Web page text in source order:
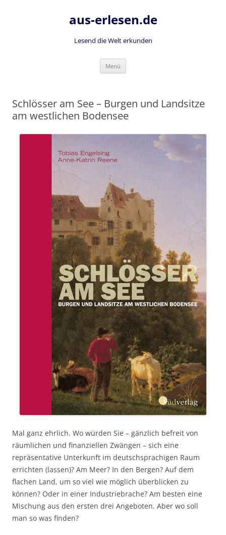
aus-erlesen.de
Lesend die Welt erkunden
Menü
Schlösser am See – Burgen und Landsitze
am westlichen Bodensee
Mal ganz ehrlich. Wo würden Sie – gänzlich befreit von
räumlichen und finanziellen Zwängen – sich eine
repräsentative Unterkunft im deutschsprachigen Raum
errichten (lassen)? Am Meer? In den Bergen? Auf dem
flachen Land, um so viel wie möglich überblicken zu
können? Oder in einer Industriebrache? Am besten eine
Mischung aus den ersten drei Angeboten. Aber wo soll
man so was finden?